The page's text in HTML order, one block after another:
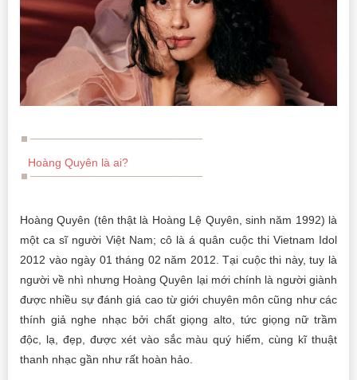
Hoàng Quyên là ai?
Hoàng Quyên (tên thật là Hoàng Lệ Quyên, sinh năm 1992) là
một ca sĩ người Việt Nam; cô là á quân cuộc thi Vietnam Idol
2012 vào ngày 01 tháng 02 năm 2012. Tại cuộc thi này, tuy là
người về nhì nhưng Hoàng Quyên lại mới chính là người giành
được nhiều sự đánh giá cao từ giới chuyên môn cũng như các
thính giả nghe nhạc bởi chất giọng alto, tức giọng nữ trầm
độc, lạ, đẹp, được xét vào sắc màu quý hiếm, cùng kĩ thuật
thanh nhạc gần như rất hoàn hảo.